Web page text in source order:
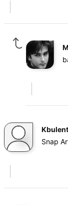
Kbulent
Snap